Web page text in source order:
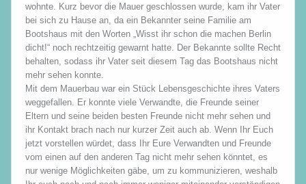
wohnte. Kurz bevor die Mauer geschlossen wurde, kam ihr Vater
bei sich zu Hause an, da ein Bekannter seine Familie am
Bootshaus mit den Worten „Wisst ihr schon die machen Berlin
dicht!“ noch rechtzeitig gewarnt hatte. Der Bekannte sollte Recht
behalten, sodass ihr Vater seit diesem Tag das Bootshaus nicht
mehr sehen konnte.
Mit dem Mauerbau war ein Stück Lebensgeschichte ihres Vaters
weggefallen. Er konnte viele Verwandte, die Freunde seiner
Eltern und seine beiden besten Freunde nicht mehr sehen und
ihr Kontakt brach nach nur kurzer Zeit auch ab. Wenn Ihr Euch
jetzt vorstellen würdet, dass Ihr Eure Verwandten und Freunde
vom einen auf den anderen Tag nicht mehr sehen könntet, es
nur wenige Möglichkeiten gäbe, um zu kommunizieren, weshalb